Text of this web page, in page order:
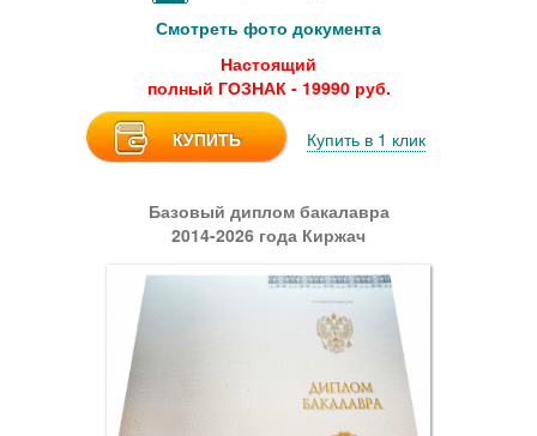
Смотреть фото документа
Настоящий
полный ГОЗНАК - 19990 руб.
КУПИТЬ Купить в 1 клик
Базовый диплом бакалавра
2014-2026 года Киржач